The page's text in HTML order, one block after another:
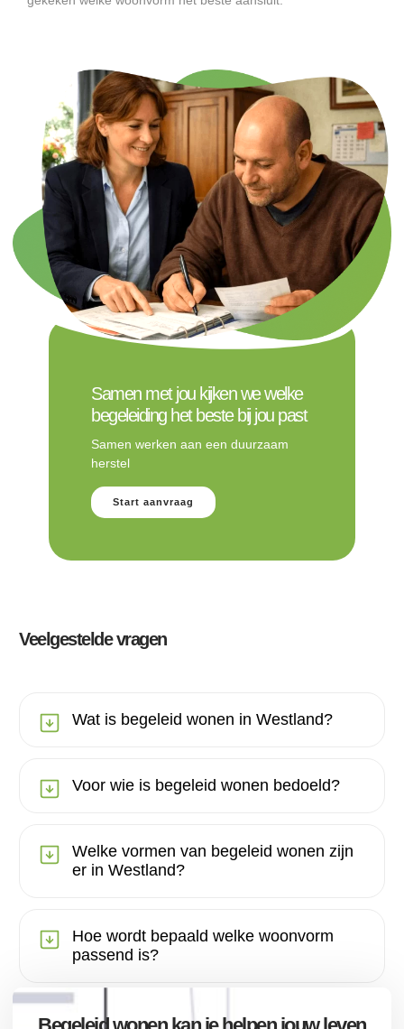
Samen met jou kijken we welke
begeleiding het beste bij jou past
Samen werken aan een duurzaam
herstel
Start aanvraag
Veelgestelde vragen
Wat is begeleid wonen in Westland?
Voor wie is begeleid wonen bedoeld?
Welke vormen van begeleid wonen zijn
er in Westland?
Hoe wordt bepaald welke woonvorm
passend is?